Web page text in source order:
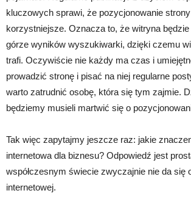
kluczowych sprawi, że pozycjonowanie
korzystniejsze. Oznacza to, że witryna będzie
górze wyników wyszukiwarki, dzięki czemu
trafi. Oczywiście nie każdy ma czas i
prowadzić stronę i pisać na niej regularne
warto zatrudnić osobę, która się tym zajmie.
będziemy musieli martwić się o
Tak więc zapytajmy jeszcze raz: jakie
internetowa dla biznesu? Odpowiedź jest
współczesnym świecie zwyczajnie nie da się
internetowej.